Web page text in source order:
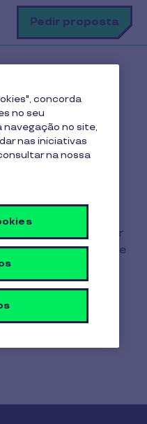
Pedir proposta
a Parceiros?
a Linha
ajudar. Se precisar
através da Linha de
808 911 267 (custo
pode enviar-
concorda
no seu
navegação no site,
nas iniciativas
na nossa